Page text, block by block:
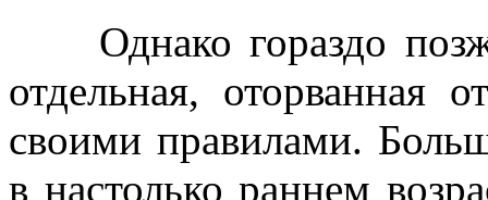
Однако гораздо
отдельная, оторванная
своими правилами.
в настолько раннем